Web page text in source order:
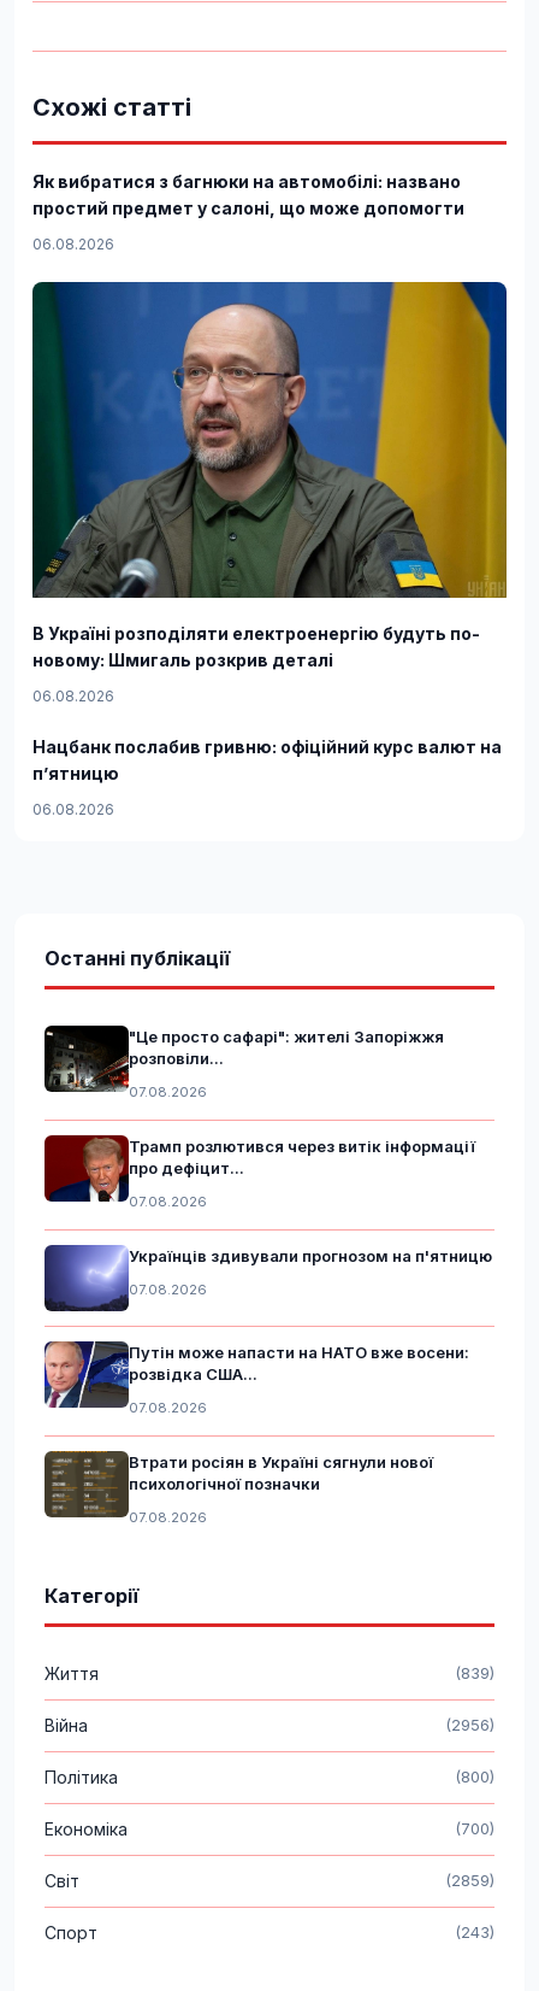
Схожі статті
Як вибратися з багнюки на автомобілі: названо
простий предмет у салоні, що може допомогти
06.08.2026
В Україні розподіляти електроенергію будуть по-
новому: Шмигаль розкрив деталі
06.08.2026
Нацбанк послабив гривню: офіційний курс валют на
п’ятницю
06.08.2026
Останні публікації
"Це просто сафарі": жителі Запоріжжя
розповіли...
07.08.2026
Трамп розлютився через витік інформації
про дефіцит...
07.08.2026
Українців здивували прогнозом на п'ятницю
07.08.2026
Путін може напасти на НАТО вже восени:
розвідка США...
07.08.2026
Втрати росіян в Україні сягнули нової
психологічної позначки
07.08.2026
Категорії
Життя (839)
Війна (2956)
Політика (800)
Економіка (700)
Світ (2859)
Спорт (243)